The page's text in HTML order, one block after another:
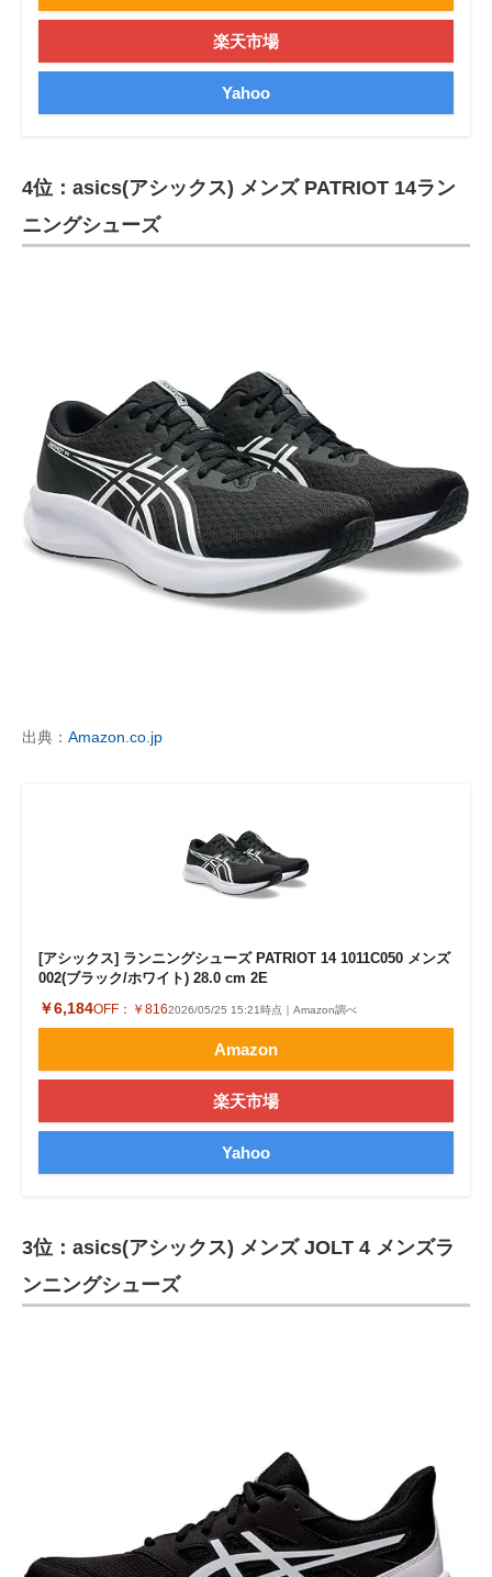
楽天市場
Yahoo
4位：asics(アシックス) メンズ PATRIOT 14ラン
ニングシューズ
出典： Amazon.co.jp
[アシックス] ランニングシューズ PATRIOT 14 1011C050 メンズ
002(ブラック/ホワイト) 28.0 cm 2E
￥6,184OFF： ￥8162026/05/25 15:21時点｜Amazon調べ
Amazon
楽天市場
Yahoo
3位：asics(アシックス) メンズ JOLT 4 メンズラ
ンニングシューズ